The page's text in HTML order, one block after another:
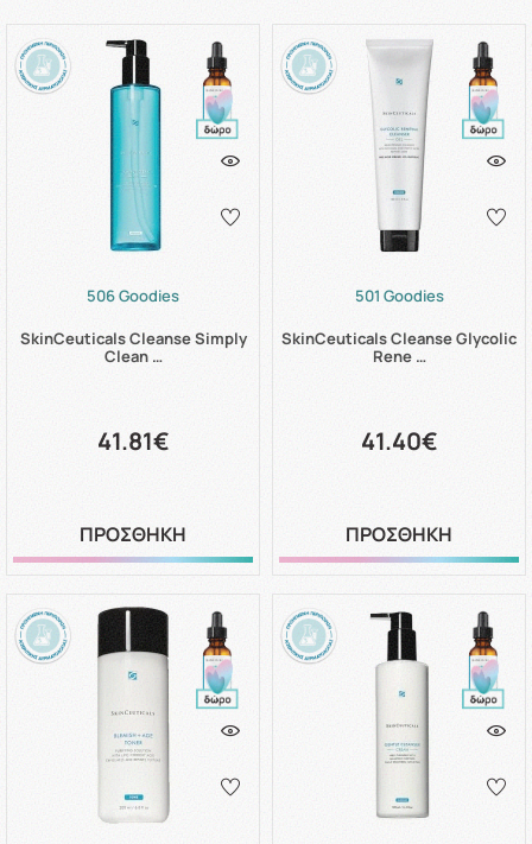
506 Goodies
SkinCeuticals Cleanse Simply
Clean …
41.81€
ΠΡΟΣΘΗΚΗ
501 Goodies
SkinCeuticals Cleanse Glycolic
Rene …
41.40€
ΠΡΟΣΘΗΚΗ